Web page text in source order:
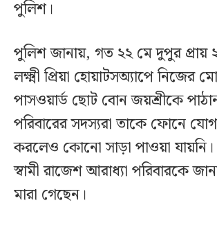
পুলিশ।
পুলিশ জানায়, গত ২২ মে দুপুর প্রায়
লক্ষ্মী প্রিয়া হোয়াটসঅ্যাপে নিজের
পাসওয়ার্ড ছোট বোন জয়শ্রীকে
পরিবারের সদস্যরা তাকে ফোনে
করলেও কোনো সাড়া পাওয়া
স্বামী রাজেশ আরাধ্যা পরিবারকে
মারা গেছেন।